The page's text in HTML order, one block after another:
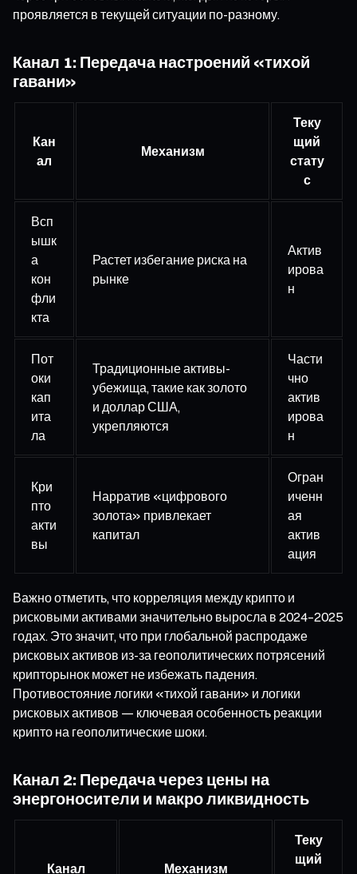
проявляется в текущей ситуации по-разному.
Канал 1: Передача настроений «тихой
гавани»
Кан
ал
Механизм
Теку
щий
стату
с
Всп
ышк
а
кон
фли
кта
Растет избегание риска на
рынке
Актив
ирова
н
Пот
оки
кап
ита
ла
Традиционные активы-
убежища, такие как золото
и доллар США,
укрепляются
Части
чно
актив
ирова
н
Кри
пто
акти
вы
Нарратив «цифрового
золота» привлекает
капитал
Огран
иченн
ая
актив
ация
Важно отметить, что корреляция между крипто и
рисковыми активами значительно выросла в 2024–2025
годах. Это значит, что при глобальной распродаже
рисковых активов из-за геополитических потрясений
крипторынок может не избежать падения.
Противостояние логики «тихой гавани» и логики
рисковых активов — ключевая особенность реакции
крипто на геополитические шоки.
Канал 2: Передача через цены на
энергоносители и макро ликвидность
Канал Механизм
Теку
щий